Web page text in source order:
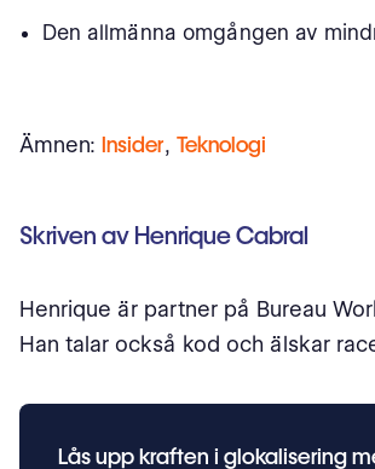
Den allmänna omgången av
Ämnen: Insider, Teknologi
Skriven av Henrique Cabral
Henrique är partner på Bureau
Han talar också kod och älskar
Lås upp kraften i glokalisering